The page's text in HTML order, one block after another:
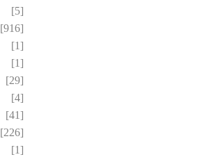
[5]
[916]
[1]
[1]
[29]
[4]
[41]
[226]
[1]